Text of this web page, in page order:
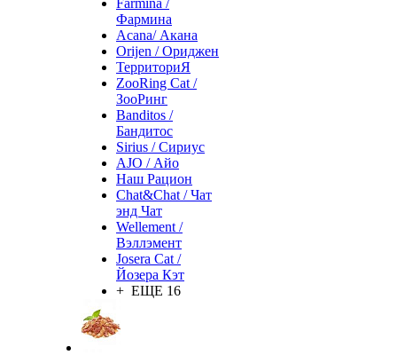
Farmina /
Фармина
Acana/ Акана
Orijen / Ориджен
ТерриториЯ
ZooRing Cat /
ЗооРинг
Banditos /
Бандитос
Sirius / Сириус
AJO / Айо
Наш Рацион
Chat&Chat / Чат
энд Чат
Wellement /
Вэллэмент
Josera Cat /
Йозера Кэт
+ ЕЩЕ 16